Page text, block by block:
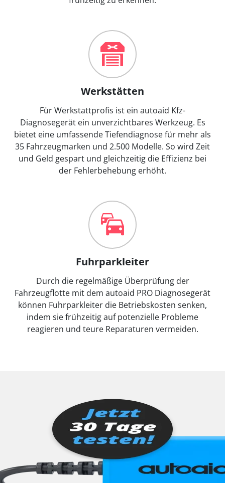
Werkstätten
Für Werkstattprofis ist ein autoaid Kfz-
Diagnosegerät ein unverzichtbares Werkzeug. Es
bietet eine umfassende Tiefendiagnose für mehr als
35 Fahrzeugmarken und 2.500 Modelle. So wird Zeit
und Geld gespart und gleichzeitig die Effizienz bei
der Fehlerbehebung erhöht.
Fuhrparkleiter
Durch die regelmäßige Überprüfung der
Fahrzeugflotte mit dem autoaid PRO Diagnosegerät
können Fuhrparkleiter die Betriebskosten senken,
indem sie frühzeitig auf potenzielle Probleme
reagieren und teure Reparaturen vermeiden.